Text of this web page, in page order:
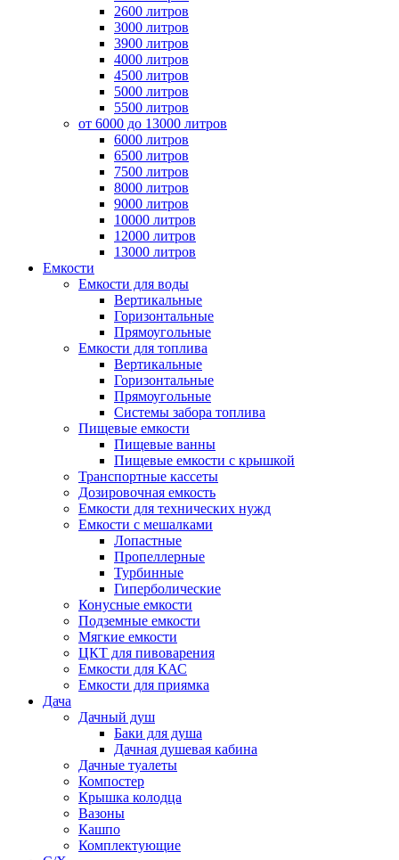
2600 литров
3000 литров
3900 литров
4000 литров
4500 литров
5000 литров
5500 литров
от 6000 до 13000 литров
6000 литров
6500 литров
7500 литров
8000 литров
9000 литров
10000 литров
12000 литров
13000 литров
Емкости
Емкости для воды
Вертикальные
Горизонтальные
Прямоугольные
Емкости для топлива
Вертикальные
Горизонтальные
Прямоугольные
Системы забора топлива
Пищевые емкости
Пищевые ванны
Пищевые емкости с крышкой
Транспортные кассеты
Дозировочная емкость
Емкости для технических нужд
Емкости с мешалками
Лопастные
Пропеллерные
Турбинные
Гиперболические
Конусные емкости
Подземные емкости
Мягкие емкости
ЦКТ для пивоварения
Емкости для КАС
Емкости для приямка
Дача
Дачный душ
Баки для душа
Дачная душевая кабина
Дачные туалеты
Компостер
Крышка колодца
Вазоны
Кашпо
Комплектующие